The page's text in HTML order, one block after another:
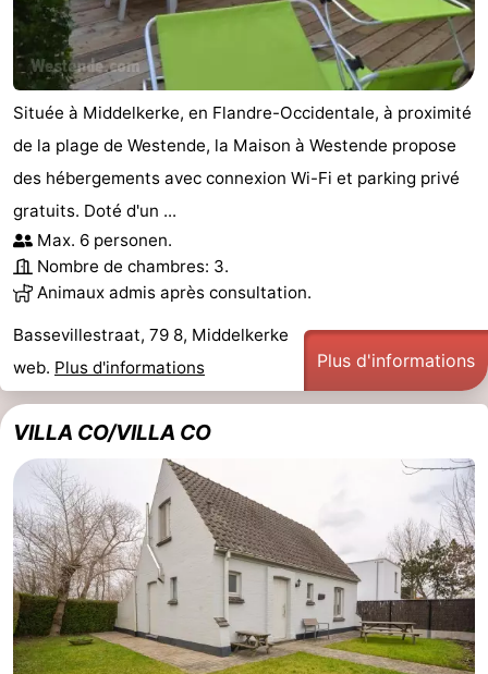
Située à Middelkerke, en Flandre-Occidentale, à proximité
de la plage de Westende, la Maison à Westende propose
des hébergements avec connexion Wi-Fi et parking privé
gratuits. Doté d'un ...
Max. 6 personen.
Nombre de chambres: 3.
Animaux admis après consultation.
Bassevillestraat, 79 8, Middelkerke
web. Plus d'informations Plus d'informations
VILLA CO/VILLA CO